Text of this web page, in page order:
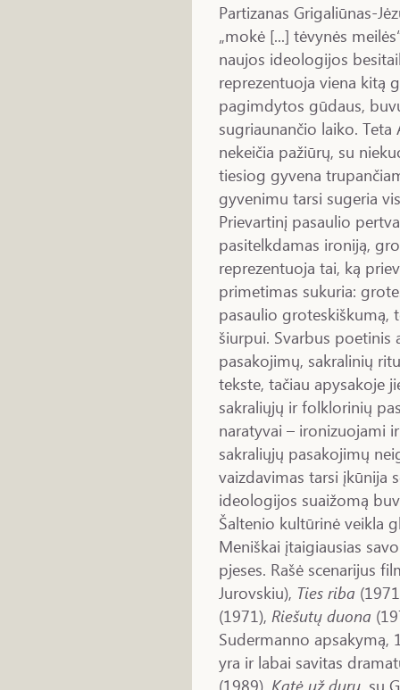
Partizanas Grigaliūnas-
„mokė [...] tėvynės
naujos ideologijos
reprezentuoja viena kitą
pagimdytos gūdaus,
sugriaunančio laiko.
nekeičia pažiūrų, su
tiesiog gyvena
gyvenimu tarsi sugeria
Prievartinį pasaulio
pasitelkdamas ironiją,
reprezentuoja tai, ką
primetimas sukuria:
pasaulio groteskiškumą,
šiurpui. Svarbus
pasakojimų, sakralinių
tekste, tačiau apysakoje
sakraliųjų ir folklorinių
naratyvai – ironizuojami
sakraliųjų pasakojimų
vaizdavimas tarsi įkūnija
ideologijos suaižomą
Šaltenio kultūrinė veikla
Meniškai įtaigiausias
pjeses. Rašė scenarijus
Jurovskiu), Ties riba
(1971), Riešutų duona
Sudermanno apsakymą,
yra ir labai savitas
(1989), Katė už durų, su